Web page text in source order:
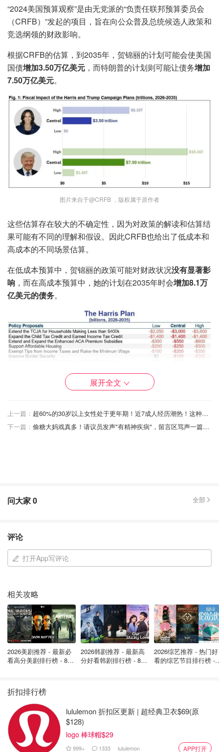
“2024美国预算观察”是由无党派的“负责任联邦预算委员会
（CRFB）”发起的项目，旨在向公众普及总统候选人政策和
竞选纲领的财政影响。
根据CRFB的估算，到2035年，贺锦丽的计划可能会使美国
国债增加3.50万亿美元 ，而特朗普的计划则可能让债务增加
7.50万亿美元。
图片来自于@CRFB ，版权属于原作者
这些估算存在较大的不确定性，因为对政策的解读和估算结
果可能有不同的理解和假设。因此CRFB也给出了低成本和
高成本的不同场景估算。
在低成本预算中，贺锦丽的政策可能对财政状况没有显著影
响 ，而在高成本预算中，她的计划在2035年时会增加8.1万
亿美元的债务。
元不等。
图片来自于@CRFB ，版权属于原作者
入的税收负担、以及加强边境安全。她还主张增加对儿童保
育、教育、长期护理、学前教育、带薪休假、国内科研与制
造业及小企业的投入，同时支持为年收入低于40万美元的家
庭延长《减税与就业法案（TCJA）》中的相关税收优惠条
款。而为了弥补这些福利的支出，贺锦丽提议
对企业和高收
展开全文
上一篇：
超60%的30岁以上女性处于更年期！近7成人经历潮热！这种激素治疗或可改善！
下一篇：
偷糖大妈戏真多！请议员发声"有精神疾病"，留言区骂声一篇！网友扒出竟是加油站老板！
问大家0 全部
评论
打开App写评论
相关攻略
2026美剧推荐 - 最新必
看高分美剧排行榜 - 8月
2026韩剧推荐 - 最新高
分好看韩剧排行榜 - 8月
2026综艺推荐 - 热门好
看的综艺节目排行榜 -
折扣排行榜
lululemon 折扣区更新 | 超经典卫衣$69(原
$128)
logo 棒球帽$29
999+ 1333 lululemon APP打开